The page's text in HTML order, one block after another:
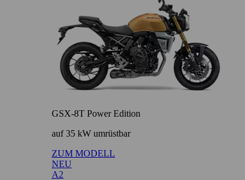
GSX-8T Power Edition
auf 35 kW umrüstbar
ZUM MODELL
NEU
A2